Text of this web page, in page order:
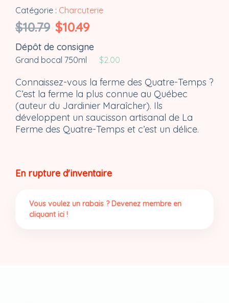
Catégorie : Charcuterie
$10.79 Le
prix
initial
était :
$10.49Le
actuel
est :
Dépôt de consigne
Grand bocal 750ml $2.00
Connaissez-vous la ferme des Quatre-Temps ?
C’est la ferme la plus connue au Québec
(auteur du Jardinier Maraîcher). Ils
développent un saucisson artisanal de La
Ferme des Quatre-Temps et c’est un délice.
En rupture d'inventaire
Vous voulez un rabais ? Devenez membre en
cliquant ici !